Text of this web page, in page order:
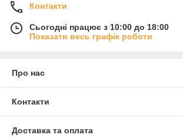
Контакти
Сьогодні працює з 10:00 до 18:00
Показати весь графік роботи
Про нас
Контакти
Доставка та оплата